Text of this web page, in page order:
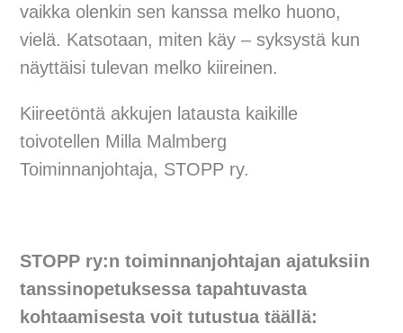
vaikka olenkin sen kanssa melko huono,
vielä. Katsotaan, miten käy – syksystä kun
näyttäisi tulevan melko kiireinen.
Kiireetöntä akkujen latausta kaikille
toivotellen Milla Malmberg
Toiminnanjohtaja, STOPP ry.
STOPP ry:n toiminnanjohtajan ajatuksiin
tanssinopetuksessa tapahtuvasta
kohtaamisesta voit tutustua täällä: